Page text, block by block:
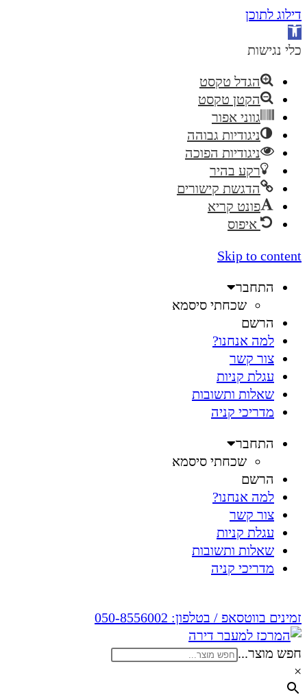
דילוג לתוכן
פתח
סרגל
כלי נגישות
הגדל טקסט
הקטן טקסט
גווני אפור
ניגודיות גבוהה
ניגודיות הפוכה
רקע בהיר
הדגשת קישורים
פונט קריא
איפוס
Skip to content
התחבר
שכחתי סיסמא
הרשם
למה אנחנו?
צור קשר
עגלת קניות
שאלות ותשובות
מדריכי קניה
התחבר
שכחתי סיסמא
הרשם
למה אנחנו?
צור קשר
עגלת קניות
שאלות ותשובות
מדריכי קניה
זמינים בווטסאפ / בטלפון: 050-8556002
חפש מוצר...
×